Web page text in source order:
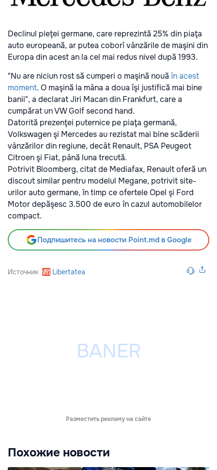
Declinul pieţei germane, care reprezintă 25% din piaţa
auto europeană, ar putea coborî vânzările de maşini din
Europa din acest an la cel mai redus nivel după 1993.
"Nu are niciun rost să cumperi o maşină nouăîn acest
moment. O maşină la mâna a doua îşi justifică mai bine
banii", a declarat Jiri Macan din Frankfurt, care a
cumpărat un VW Golf second hand.
Datorită prezenţei puternice pe piaţa germană,
Volkswagen şi Mercedes au rezistat mai bine scăderii
vânzărilor din regiune, decât Renault, PSA Peugeot
Citroen şi Fiat, până luna trecută.
Potrivit Bloomberg, citat de Mediafax, Renault oferă un
discout similar pentru modelul Megane, potrivit site-
urilor auto germane, în timp ce ofertele Opel şi Ford
Motor depăşesc 3.500 de euro în cazul automobilelor
compact.
Подпишитесь на новости Point.md в Google
Источник Libertatea
Разместить рекламу на сайте
Похожие новости